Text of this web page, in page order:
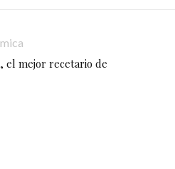
el mejor recetario de